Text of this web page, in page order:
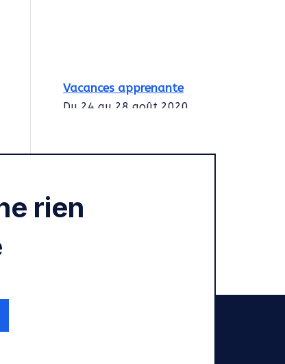
Vacances apprenante
Du 24 au 28 août 2020
services civiques
rien